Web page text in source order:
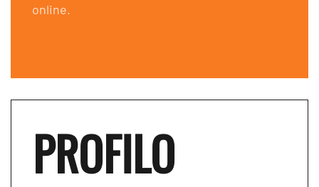
online.
PROFILO